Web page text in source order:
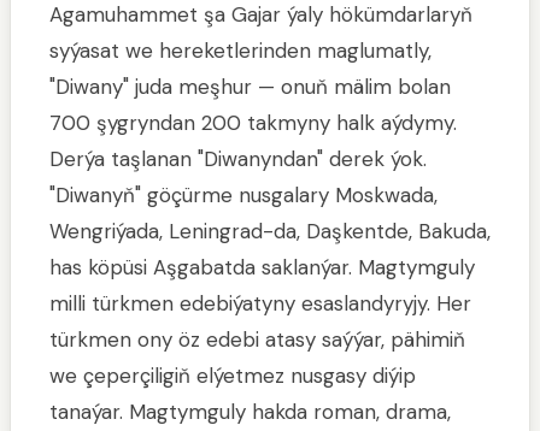
Agamuhammet şa Gajar ýaly hökümdarlaryň
syýasat we hereketlerinden maglumatly,
"Diwany" juda meşhur — onuň mälim bolan
700 şygryndan 200 takmyny halk aýdymy.
Derýa taşlanan "Diwanyndan" derek ýok.
"Diwanyň" göçürme nusgalary Moskwada,
Wengriýada, Leningrad-da, Daşkentde, Bakuda,
has köpüsi Aşgabatda saklanýar. Magtymguly
milli türkmen edebiýatyny esaslandyryjy. Her
türkmen ony öz edebi atasy saýýar, pähimiň
we çeperçiligiň elýetmez nusgasy diýip
tanaýar. Magtymguly hakda roman, drama,